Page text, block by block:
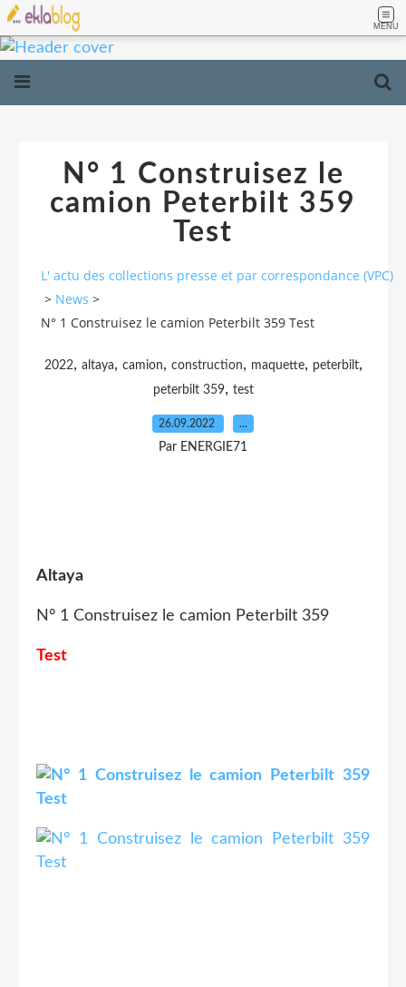
MENU
N° 1 Construisez le
camion Peterbilt 359
Test
L' actu des collections presse et par correspondance (VPC)
> News >
N° 1 Construisez le camion Peterbilt 359 Test
2022, altaya, camion, construction, maquette, peterbilt,
peterbilt 359, test
26.09.2022 …
Par ENERGIE71
Altaya
N° 1 Construisez le camion Peterbilt 359
Test